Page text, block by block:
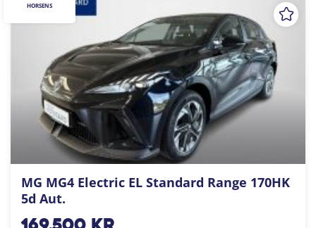
MG MG4 Electric EL Standard Range 170HK
5d Aut.
HORSENS